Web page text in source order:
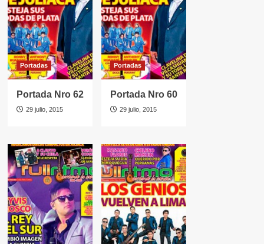
Portadas
Portada Nro 62
29 julio, 2015
Portadas
Portada Nro 60
29 julio, 2015